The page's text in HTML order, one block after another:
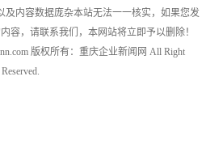
内容数据庞杂本站无法一一核实，如果您发
容，请联系我们，本网站将立即予以删除！
版权所有：重庆企业新闻网 All Right
Reserved.